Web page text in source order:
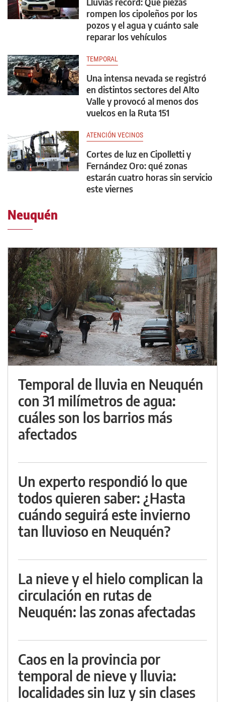
rompen los cipoleños por los
pozos y el agua y cuánto sale
reparar los vehículos
TEMPORAL
Una intensa nevada se registró
en distintos sectores del Alto
Valle y provocó al menos dos
vuelcos en la Ruta 151
ATENCIÓN VECINOS
Cortes de luz en Cipolletti y
Fernández Oro: qué zonas
estarán cuatro horas sin servicio
este viernes
Neuquén
Temporal de lluvia en Neuquén
con 31 milímetros de agua:
cuáles son los barrios más
afectados
Un experto respondió lo que
todos quieren saber: ¿Hasta
cuándo seguirá este invierno
tan lluvioso en Neuquén?
La nieve y el hielo complican la
circulación en rutas de
Neuquén: las zonas afectadas
Caos en la provincia por
temporal de nieve y lluvia:
localidades sin luz y sin clases